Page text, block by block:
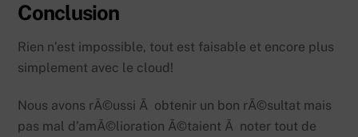
Conclusion
Rien n’est impossible, tout est faisable et encore plus
simplement avec le cloud!
Nous avons rÃ©ussi Ã obtenir un bon rÃ©sultat mais
pas mal d’amÃ©lioration Ã©taient Ã noter tout de